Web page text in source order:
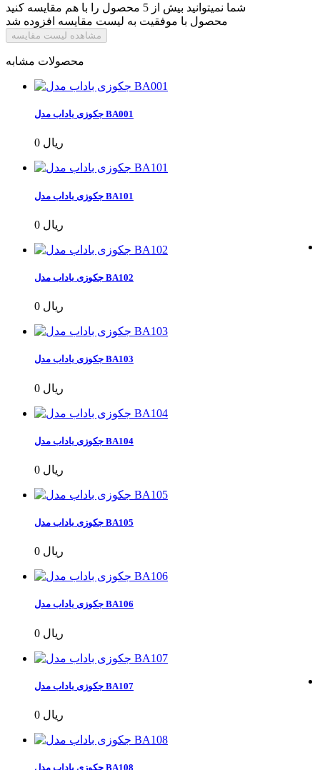
شما نمیتوانید بیش از 5 محصول را با هم مقایسه کنید
محصول با موفقیت به لیست مقایسه افزوده شد
مشاهده لیست مقایسه
محصولات مشابه
جکوزی باداب مدل BA001
0 ریال
جکوزی باداب مدل BA101
0 ریال
جکوزی باداب مدل BA102
0 ریال
جکوزی باداب مدل BA103
0 ریال
جکوزی باداب مدل BA104
0 ریال
جکوزی باداب مدل BA105
0 ریال
جکوزی باداب مدل BA106
0 ریال
جکوزی باداب مدل BA107
0 ریال
جکوزی باداب مدل BA108